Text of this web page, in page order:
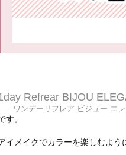
Refrear BIJOU
ワンデーリフレア ビジュー エ
す。
イメイクでカラーを楽しむよう